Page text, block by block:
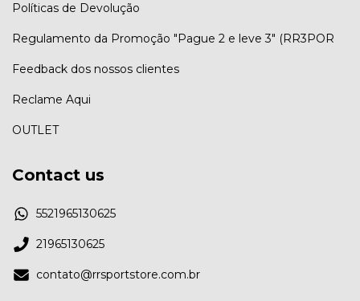
Políticas de Devolução
Regulamento da Promoção "Pague 2 e leve 3" (RR3POR
Feedback dos nossos clientes
Reclame Aqui
OUTLET
Contact us
5521965130625
21965130625
contato@rrsportstore.com.br